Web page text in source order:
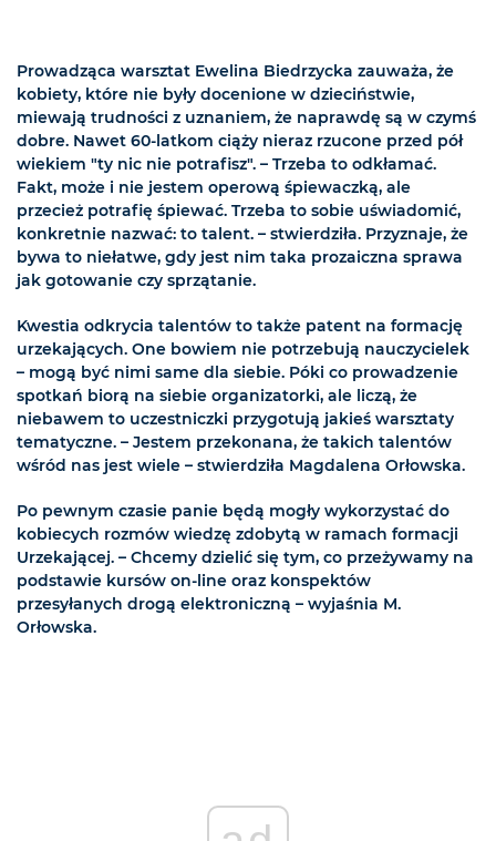
Prowadząca warsztat Ewelina Biedrzycka zauważa, że
kobiety, które nie były docenione w dzieciństwie,
miewają trudności z uznaniem, że naprawdę są w czymś
dobre. Nawet 60-latkom ciąży nieraz rzucone przed pół
wiekiem "ty nic nie potrafisz". – Trzeba to odkłamać.
Fakt, może i nie jestem operową śpiewaczką, ale
przecież potrafię śpiewać. Trzeba to sobie uświadomić,
konkretnie nazwać: to talent. – stwierdziła. Przyznaje, że
bywa to niełatwe, gdy jest nim taka prozaiczna sprawa
jak gotowanie czy sprzątanie.
Kwestia odkrycia talentów to także patent na formację
urzekających. One bowiem nie potrzebują nauczycielek
– mogą być nimi same dla siebie. Póki co prowadzenie
spotkań biorą na siebie organizatorki, ale liczą, że
niebawem to uczestniczki przygotują jakieś warsztaty
tematyczne. – Jestem przekonana, że takich talentów
wśród nas jest wiele – stwierdziła Magdalena Orłowska.
Po pewnym czasie panie będą mogły wykorzystać do
kobiecych rozmów wiedzę zdobytą w ramach formacji
Urzekającej. – Chcemy dzielić się tym, co przeżywamy na
podstawie kursów on-line oraz konspektów
przesyłanych drogą elektroniczną – wyjaśnia M.
Orłowska.